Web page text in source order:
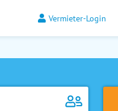
Vermieter-Login